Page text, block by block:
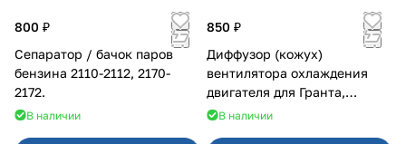
800 ₽
Сепаратор / бачок паров
бензина 2110-2112, 2170-
2172.
В наличии
850 ₽
Диффузор (кожух)
вентилятора охлаждения
двигателя для Гранта,
Калина-2, Датсун нового
В наличии